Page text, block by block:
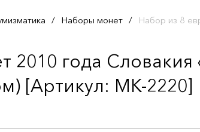
/ Наборы монет / Набор из 8
2010 года
[Артикул: MK-2220]